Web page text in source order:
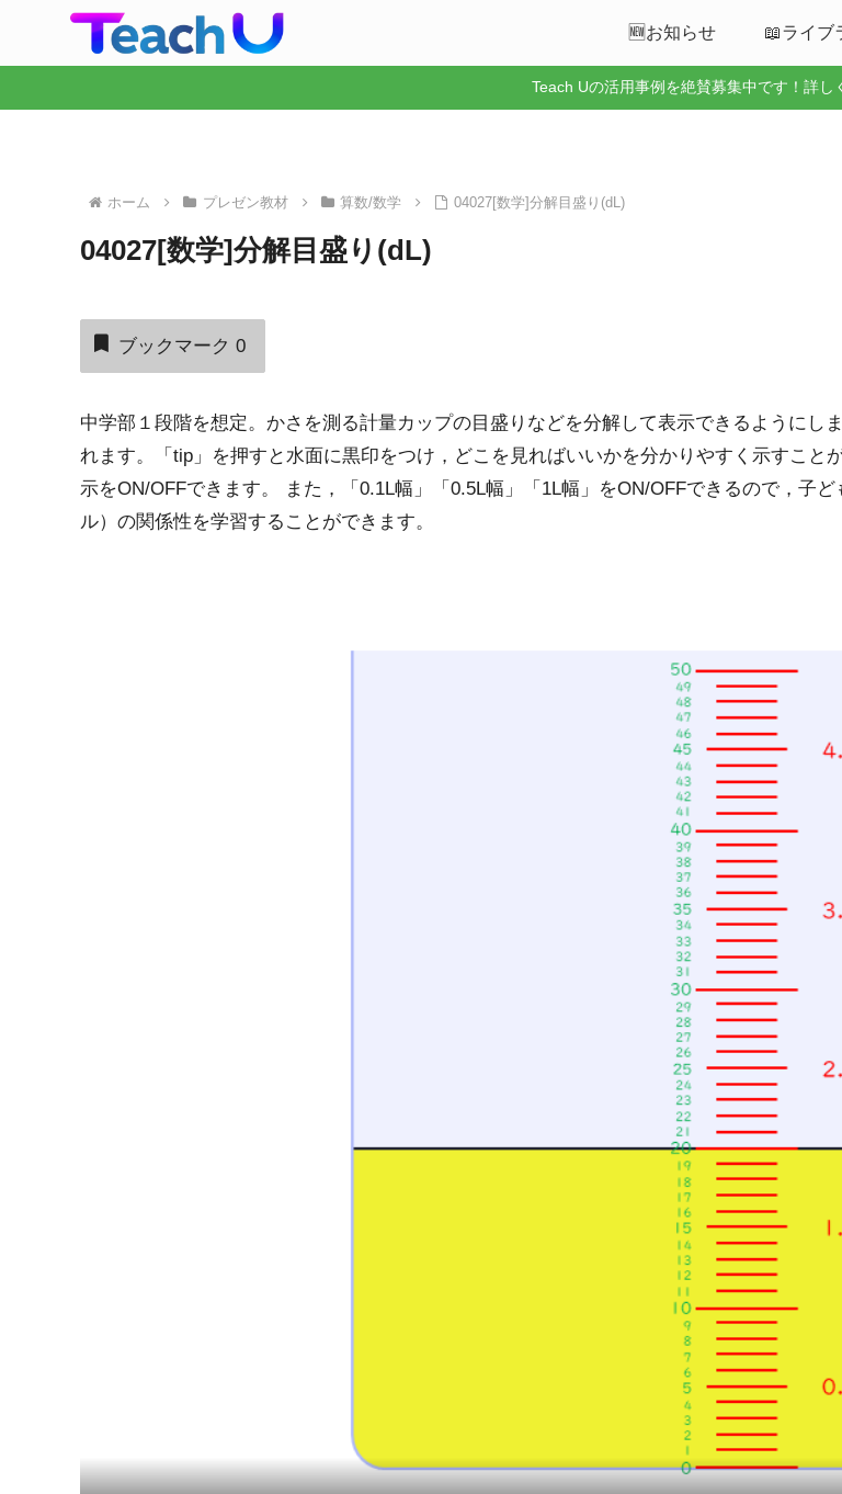
🆕お知らせ 📖ライブ
Teach Uの活用事例を絶賛募集中です！詳し
ホーム プレゼン教材 算数/数学 04027[数学]分解目盛り(dL)
04027[数学]分解目盛り(dL)
ブックマーク 0
中学部１段階を想定。かさを測る計量カップの目盛りなどを分解して表示できるように
れます。「tip」を押すと水面に黒印をつけ，どこを見ればいいかを分かりやすく示すこと
示をON/OFFできます。 また，「0.1L幅」「0.5L幅」「1L幅」をON/OFFできるので，子
ル）の関係性を学習することができます。